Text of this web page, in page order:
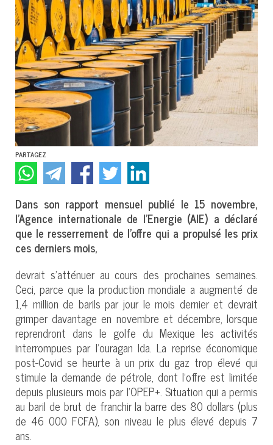
PARTAGEZ
Dans son rapport mensuel publié le 15 novembre,
l’Agence internationale de l’Energie (AIE) a déclaré
que le resserrement de l’offre qui a propulsé les prix
ces derniers mois,
devrait s’atténuer au cours des prochaines semaines.
Ceci, parce que la production mondiale a augmenté de
1,4 million de barils par jour le mois dernier et devrait
grimper davantage en novembre et décembre, lorsque
reprendront dans le golfe du Mexique les activités
interrompues par l’ouragan Ida. La reprise économique
post-Covid se heurte à un prix du gaz trop élevé qui
stimule la demande de pétrole, dont l’offre est limitée
depuis plusieurs mois par l’OPEP+. Situation qui a permis
au baril de brut de franchir la barre des 80 dollars (plus
de 46 000 FCFA), son niveau le plus élevé depuis 7
ans.